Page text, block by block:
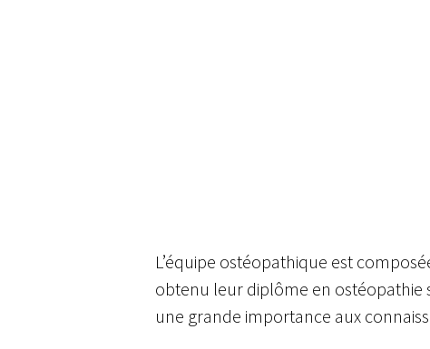
L’équipe ostéopathique est
obtenu leur diplôme en ostéopathie
une grande importance aux